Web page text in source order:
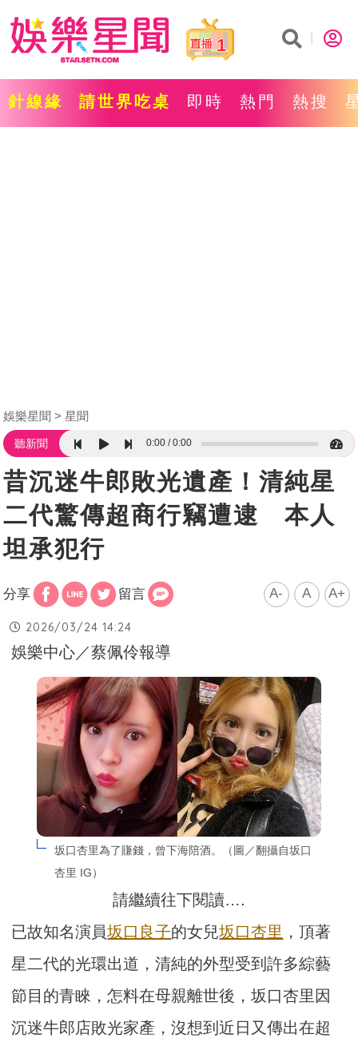
1
針線緣 請世界吃桌 即時 熱門 熱搜
娛樂星聞 星聞
聽新聞 0:00 0:00
昔沉迷牛郎敗光遺產！清純星
二代驚傳超商行竊遭逮 本人
坦承犯行
分享 留言 A- A A+
2026/03/24 14:24
娛樂中心／蔡佩伶報導
坂口杏里為了賺錢，曾下海陪酒。（圖／翻攝自坂口
杏里 IG）
請繼續往下閱讀….
已故知名演員坂口良子的女兒坂口杏里 ，頂著
星二代的光環出道，清純的外型受到許多綜藝
節目的青睞，怎料在母親離世後，坂口杏里因
沉迷牛郎店敗光家產，沒想到近日又傳出在超